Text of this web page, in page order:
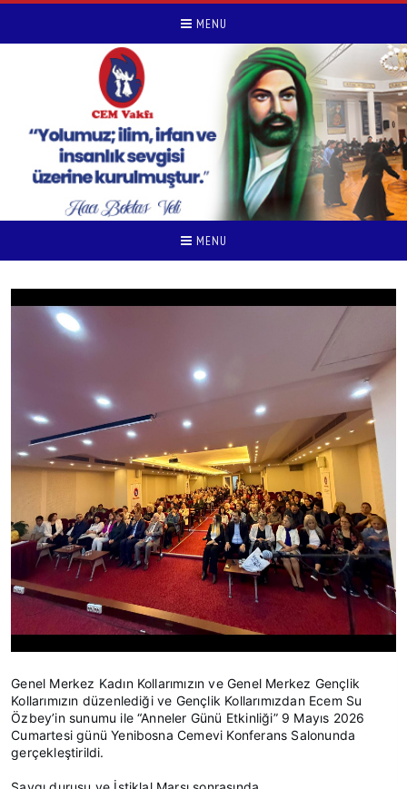
MENU
MENU
Genel Merkez Kadın Kollarımızın ve Genel Merkez Gençlik
Kollarımızın düzenlediği ve Gençlik Kollarımızdan Ecem Su
Özbey’in sunumu ile “Anneler Günü Etkinliği” 9 Mayıs 2026
Cumartesi günü Yenibosna Cemevi Konferans Salonunda
gerçekleştirildi.